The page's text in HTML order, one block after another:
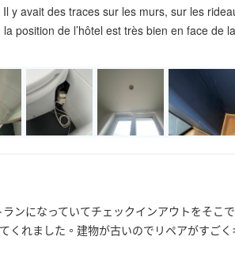
avait des traces sur les murs, sur les
de l’hôtel est très bien en face de
ンになっていてチェックインアウトをそこ
れました。建物が古いのでリペアがすご